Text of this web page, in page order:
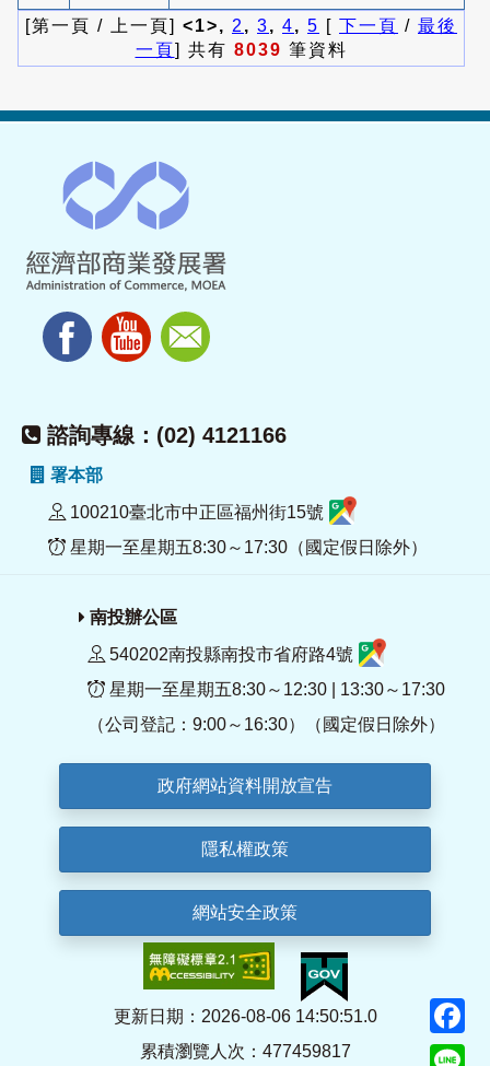
[第一頁 / 上一頁] <1>, 2 , 3, 4, 5 [ 下一頁 / 最後
一頁] 共有 8039 筆資料
諮詢專線：(02) 4121166
署本部
100210臺北市中正區福州街15號
星期一至星期五8:30～17:30（國定假日除外）
南投辦公區
540202南投縣南投市省府路4號
星期一至星期五8:30～12:30 | 13:30～17:30
（公司登記：9:00～16:30）（國定假日除外）
政府網站資料開放宣告
隱私權政策
網站安全政策
更新日期：2026-08-06 14:50:51.0
累積瀏覽人次：477459817